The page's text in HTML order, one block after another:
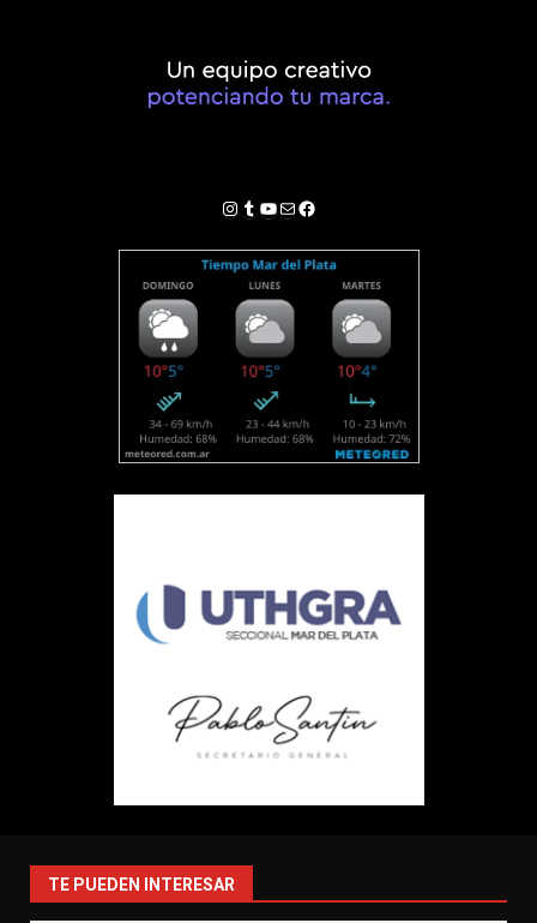
Instagram
Tumblr
YouTube
Correo electrónico
Facebook
TE PUEDEN INTERESAR